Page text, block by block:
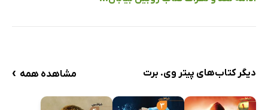
دیگر کتاب‌های پیتر وی. برت مشاهده همه ›